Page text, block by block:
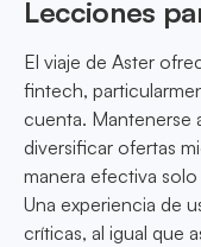
Lecciones
El viaje de Aster
fintech,
cuenta. Mantenerse
diversificar ofertas
manera efectiva
Una experiencia de
críticas, al igual que